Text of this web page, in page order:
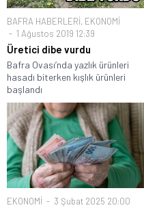
BAFRA HABERLERİ, EKONOMİ
1 Ağustos 2019 12:39
Üretici dibe vurdu
Bafra Ovası’nda yazlık ürünleri
hasadı biterken kışlık ürünleri
başlandı
EKONOMİ 3 Şubat 2025 20:00